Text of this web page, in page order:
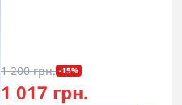
1 200 грн. -15%
1 017 грн.